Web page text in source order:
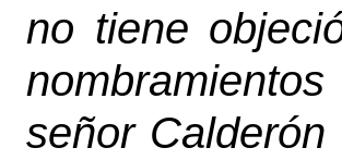
no tiene
señor